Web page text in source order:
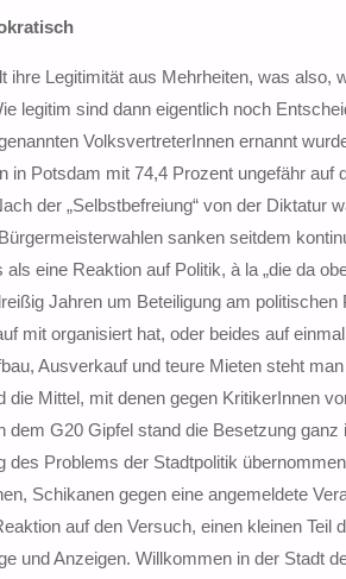
ihre Legitimität aus Mehrheiten, was also,
legitim sind dann eigentlich noch
VolksvertreterInnen ernannt
in Potsdam mit 74,4 Prozent ungefähr
der „Selbstbefreiung“ von der Diktatur
sanken seitdem
als eine Reaktion auf Politik, à la „die da
Jahren um Beteiligung am
mit organisiert hat, oder beides auf
Ausverkauf und teure Mieten steht
die Mittel, mit denen gegen KritikerInnen
dem G20 Gipfel stand die Besetzung
des Problems der Stadtpolitik
Schikanen gegen eine angemeldete
auf den Versuch, einen kleinen
und Anzeigen. Willkommen in der Stadt